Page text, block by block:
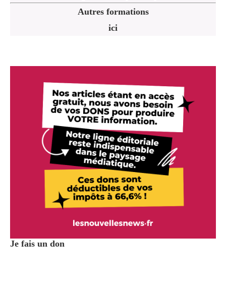
Autres formations
ici
Je fais un don